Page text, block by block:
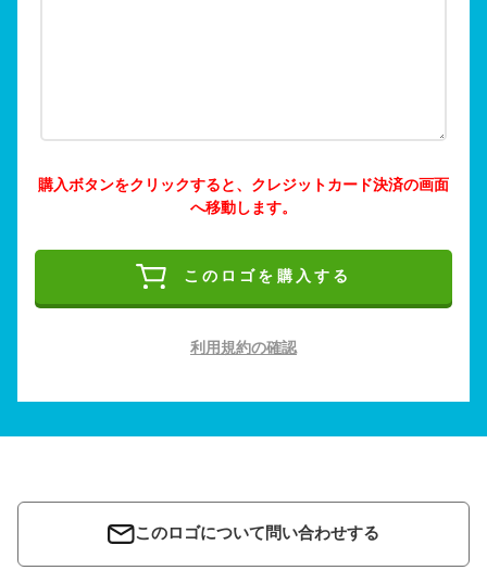
購入ボタンをクリックすると、クレジットカード決済の画面
へ移動します。
このロゴを購入する
利用規約の確認
このロゴについて問い合わせする